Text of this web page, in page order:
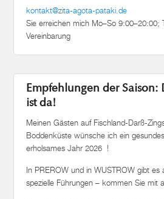
kontakt@zita-agota-pataki.de
Sie erreichen mich Mo–So 9:00–20:00;
Vereinbarung
Empfehlungen der Saison:
ist da!
Meinen Gästen auf Fischland-Darß-
Boddenküste wünsche ich ein
erholsames Jahr 2026 !
In PREROW und in WUSTROW gibt
spezielle Führungen – kommen Sie mit